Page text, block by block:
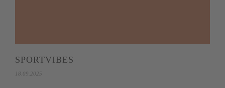
SPORTVIBES
18.09.2025